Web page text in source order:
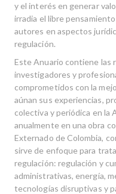
y el interés en generar
irradia el libre
autores en aspectos
regulación.
Este Anuario contiene las
investigadores y
comprometidos con la
aúnan sus experiencias,
colectiva y periódica en la
anualmente en una obra
Externado de Colombia,
sirve de enfoque para
regulación: regulación y
administrativas, energía,
tecnologías disruptivas y